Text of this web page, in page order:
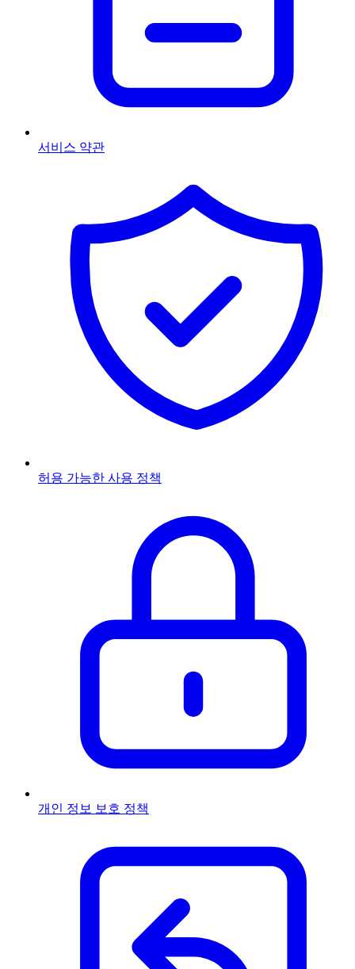
서비스 약관
허용 가능한 사용 정책
개인 정보 보호 정책